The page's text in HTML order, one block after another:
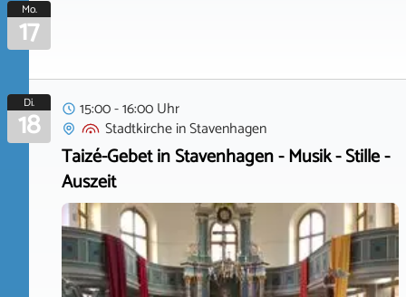
Mo.
17
Di.
18
15:00 - 16:00 Uhr
StadtkircheinStavenhagen
Taizé-Gebet in Stavenhagen - Musik - Stille -
Auszeit